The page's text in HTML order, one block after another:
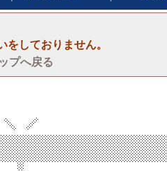
しておりません。
ップへ戻る